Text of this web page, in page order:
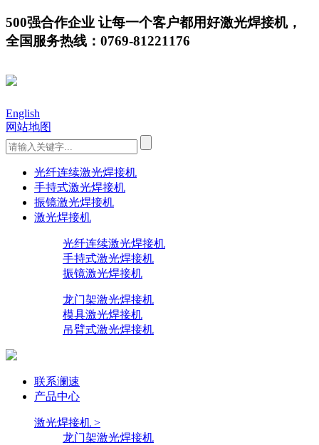
500强合作企业 让每一个客户都用好激光焊接机，
全国服务热线：0769-81221176
English
网站地图
光纤连续激光焊接机
手持式激光焊接机
振镜激光焊接机
激光焊接机
光纤连续激光焊接机
手持式激光焊接机
振镜激光焊接机
龙门架激光焊接机
模具激光焊接机
吊臂式激光焊接机
联系澜速
产品中心
激光焊接机 >
龙门架激光焊接机